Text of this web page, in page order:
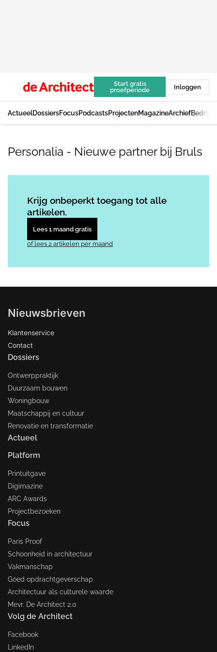
Start gratis
proefperiode
Inloggen
ActueelDossiersFocusPodcastsProjectenMagazineArchief
Personalia - Nieuwe partner bij Bruls
Krijg onbeperkt toegang tot alle
artikelen.
Lees 1 maand gratis
of lees 2 artikelen per maand
Nieuwsbrieven
Klantenservice
Contact
Dossiers
Ontwerppraktijk
Duurzaam bouwen
Woningbouw
Maatschappij en cultuur
Renovatie en transformatie
Actueel
Platform
Printuitgave
Digimazine
ARC Awards
Projectbezoeken
Focus
Paris Proof
Schoonheid in architectuur
Vakmanschap
Goed opdrachtgeverschap
Architectuur als culturele waarde
Mevr. De Architect 2.0
Volg de Architect
Facebook
LinkedIn